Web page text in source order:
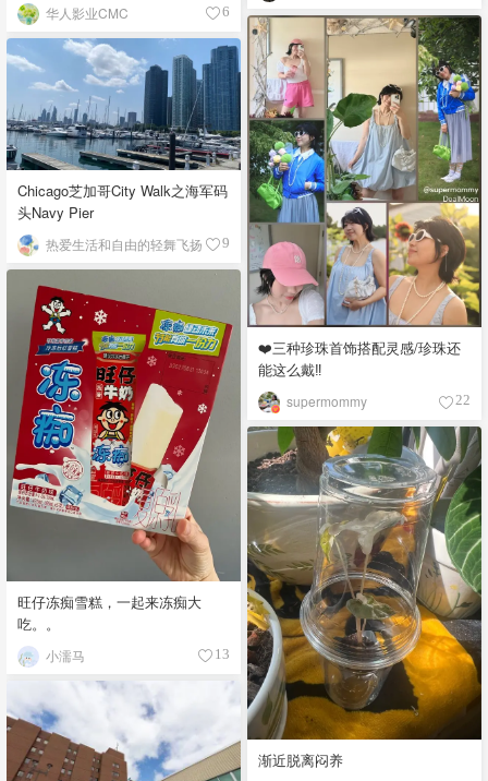
华人影业CMC 6
❤️三种珍珠首饰搭配灵感/珍珠还
能这么戴‼️
supermommy 22
Chicago芝加哥City Walk之海军码
头Navy Pier
热爱生活和自由的轻舞飞扬 9
旺仔冻痴雪糕，一起来冻痴大
吃。。
小濡马 13
渐近脱离闷养